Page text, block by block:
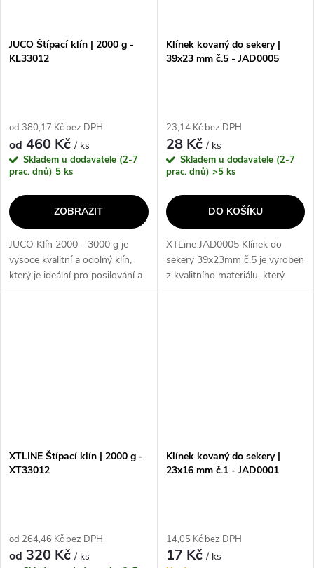
JUCO Štípací klín | 2000 g -
KL33012
od 380,17 Kč bez DPH
od 460 Kč/ ks
Skladem u dodavatele (2-7
prac. dnů) 5 ks
ZOBRAZIT
JUCO Klín 2000 - 3000 g je
vysoce kvalitní a odolný klín,
který je ideální pro posilování a
cvičení. S váhou 2000 g nebo
Klínek kovaný do sekery |
39x23 mm č.5 - JAD0005
23,14 Kč bez DPH
28 Kč/ ks
Skladem u dodavatele (2-7
prac. dnů) >5 ks
DO KOŠÍKU
XTLine JAD0005 Klínek do
sekery 39x23mm č.5 je vyroben
z kvalitního materiálu, který
zaručuje dlouhou životnost a
XTLINE Štípací klín | 2000 g -
XT33012
od 264,46 Kč bez DPH
od 320 Kč/ ks
Klínek kovaný do sekery |
23x16 mm č.1 - JAD0001
14,05 Kč bez DPH
17 Kč/ ks